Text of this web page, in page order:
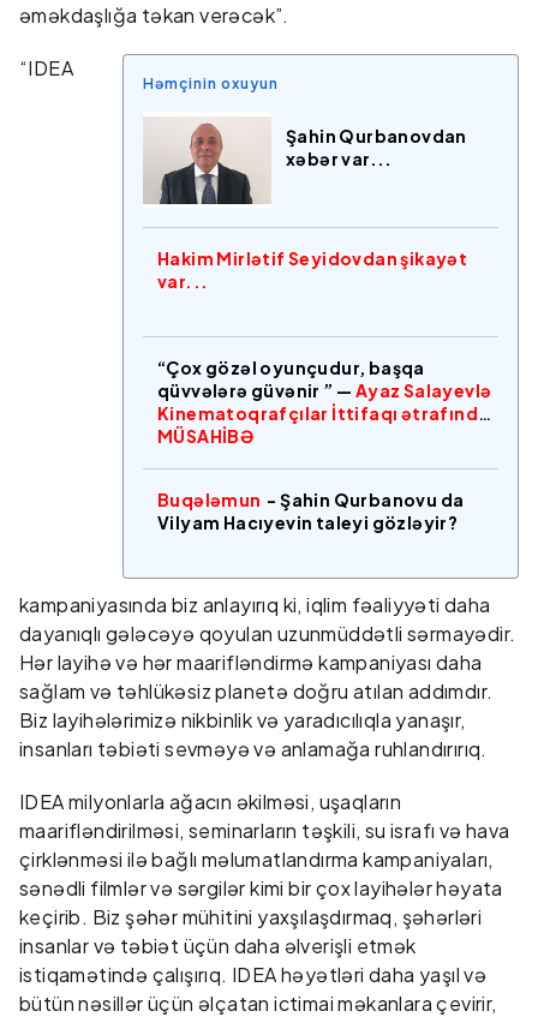
əməkdaşlığa təkan verəcək”.
Həmçinin oxuyun
Şahin Qurbanovdan
xəbər var...
Hakim Mirlətif Seyidovdan şikayət
var...
“Çox gözəl oyunçudur, başqa
qüvvələrə güvənir ” — Ayaz Salayevlə
Kinematoqrafçılar İttifaqı ətrafında
MÜSAHİBƏ
Buqələmun - Şahin Qurbanovu da
Vilyam Hacıyevin taleyi gözləyir?
“IDEA
kampaniyasında biz anlayırıq ki, iqlim fəaliyyəti daha
dayanıqlı gələcəyə qoyulan uzunmüddətli sərmayədir.
Hər layihə və hər maarifləndirmə kampaniyası daha
sağlam və təhlükəsiz planetə doğru atılan addımdır.
Biz layihələrimizə nikbinlik və yaradıcılıqla yanaşır,
insanları təbiəti sevməyə və anlamağa ruhlandırırıq.
IDEA milyonlarla ağacın əkilməsi, uşaqların
maarifləndirilməsi, seminarların təşkili, su israfı və hava
çirklənməsi ilə bağlı məlumatlandırma kampaniyaları,
sənədli filmlər və sərgilər kimi bir çox layihələr həyata
keçirib. Biz şəhər mühitini yaxşılaşdırmaq, şəhərləri
insanlar və təbiət üçün daha əlverişli etmək
istiqamətində çalışırıq. IDEA həyətləri daha yaşıl və
bütün nəsillər üçün əlçatan ictimai məkanlara çevirir,